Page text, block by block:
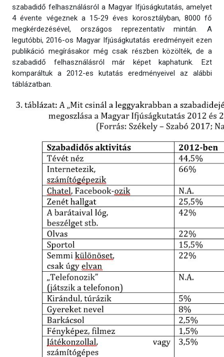
szabadidő felhasználásról a Magyar Ifjúságkutatás, amelyet
4 évente végeznek a 15-29 éves korosztályban, 8000 fő
megkérdezésével, országos reprezentatív mintán. A
legutóbbi, 2016-os Magyar Ifjúságkutatás eredményeit ezen
publikáció megírásakor még csak részben közölték, de a
szabadidő felhasználásról már képet kaphatunk. Ezt
komparáltuk a 2012-es kutatás eredményeivel az alábbi
táblázatban.